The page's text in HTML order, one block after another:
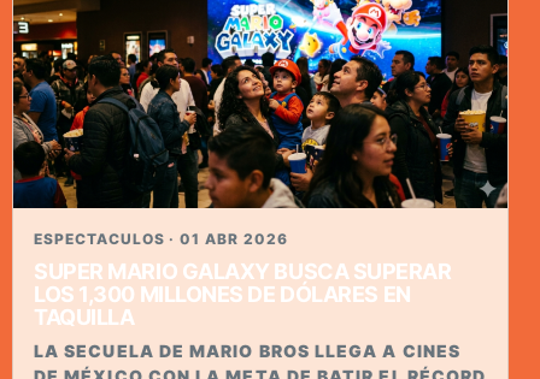
ESPECTACULOS · 01 ABR 2026
SUPER MARIO GALAXY BUSCA SUPERAR
LOS 1,300 MILLONES DE DÓLARES EN
TAQUILLA
LA SECUELA DE MARIO BROS LLEGA A CINES